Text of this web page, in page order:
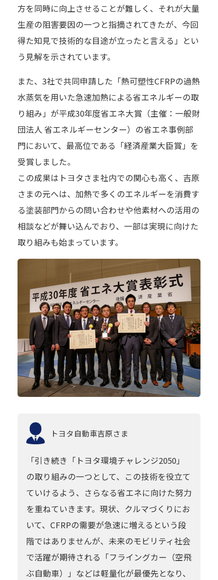
方を同時に向上させることが難しく、それが大量
生産の阻害要因の一つと指摘されてきたが、今回
得た知見で技術的な目途が立ったと言える」とい
う見解を示されています。
また、3社で共同申請した「熱可塑性CFRPの過熱
水蒸気を用いた急速加熱による省エネルギーの取
り組み」が平成30年度省エネ大賞（主催：一般財
団法人 省エネルギーセンター）の省エネ事例部
門において、最高位である「経済産業大臣賞」を
受賞しました。
この成果はトヨタさま社内での関心も高く、吉原
さまの元へは、加熱で多くのエネルギーを消費す
る塗装部門からの問い合わせや他素材への活用の
相談などが舞い込んでおり、一部は実現に向けた
取り組みも始まっています。
トヨタ自動車吉原さま
「引き続き「トヨタ環境チャレンジ2050」
の取り組みの一つとして、この技術を役立て
ていけるよう、さらなる省エネに向けた努力
を重ねていきます。現状、クルマづくりにお
いて、CFRPの需要が急速に増えるという段
階ではありませんが、未来のモビリティ社会
で活躍が期待される「フライングカー（空飛
ぶ自動車）」などは軽量化が最優先となり、